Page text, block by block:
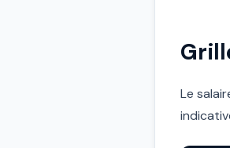
Le